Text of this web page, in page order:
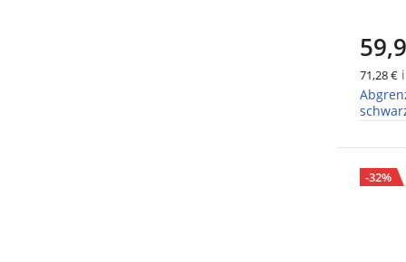
71,28 €
Set á 2
-32%